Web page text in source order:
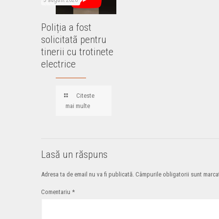
Poliția a fost
solicitatã pentru
tinerii cu trotinete
electrice
Citeste
mai multe
Lasă un răspuns
Adresa ta de email nu va fi publicată. Câmpurile obligatorii sunt
Comentariu *